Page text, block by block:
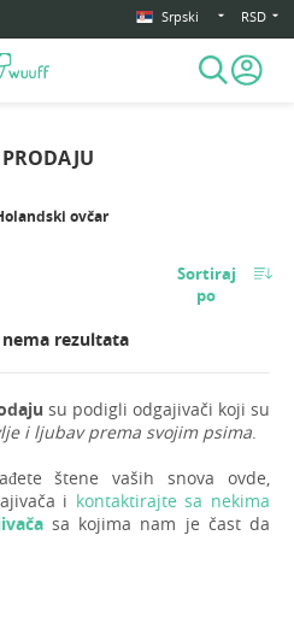
Srpski RSD
ovčar
Sortiraj
po
rezultata
su podigli odgajivači koji su
i ljubav prema svojim psima.
štene vaših snova ovde,
i kontaktirajte sa nekima
sa kojima nam je čast da